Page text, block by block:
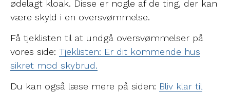
ødelagt kloak. Disse er nogle af de ting, der kan
være skyld i en oversvømmelse.
Få tjeklisten til at undgå oversvømmelser på
vores side: Tjeklisten: Er dit kommende hus
sikret mod skybrud.
Du kan også læse mere på siden: Bliv klar til